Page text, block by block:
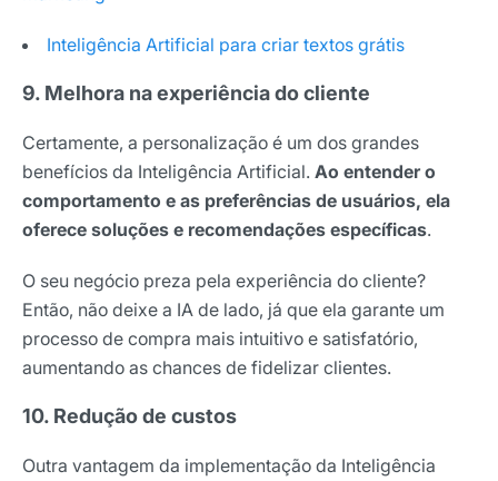
Inteligência Artificial para criar textos grátis
9. Melhora na experiência do cliente
Certamente, a personalização é um dos grandes
benefícios da Inteligência Artificial. Ao entender o
comportamento e as preferências de usuários, ela
oferece soluções e recomendações específicas.
O seu negócio preza pela experiência do cliente?
Então, não deixe a IA de lado, já que ela garante um
processo de compra mais intuitivo e satisfatório,
aumentando as chances de fidelizar clientes.
10. Redução de custos
Outra vantagem da implementação da Inteligência